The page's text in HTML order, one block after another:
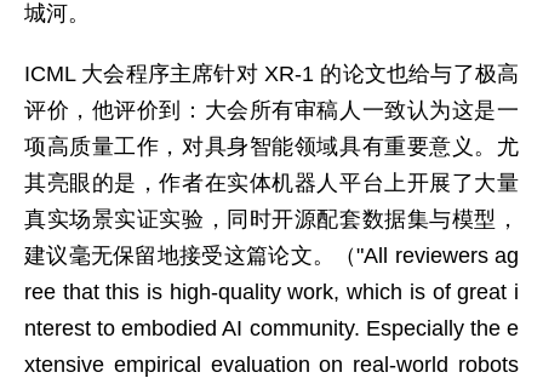
城河。
ICML 大会程序主席针对 XR-1 的论文也给与了极高
评价，他评价到：大会所有审稿人一致认为这是一
项高质量工作，对具身智能领域具有重要意义。尤
其亮眼的是，作者在实体机器人平台上开展了大量
真实场景实证实验，同时开源配套数据集与模型，
建议毫无保留地接受这篇论文。（"All reviewers ag
ree that this is high-quality work, which is of great i
nterest to embodied AI community. Especially the e
xtensive empirical evaluation on real-world robots